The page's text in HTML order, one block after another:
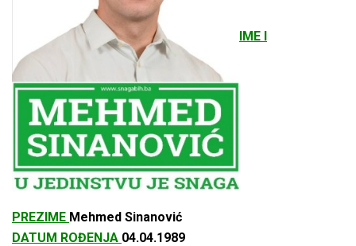
IME I
PREZIME Mehmed Sinanović
DATUM ROĐENJA 04.04.1989